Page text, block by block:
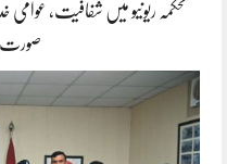
محکمہ ریونیو میں شفافیت،
صورت